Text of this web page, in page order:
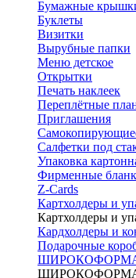
Бумажные
Буклеты
Визитки
Вырубные папки
Меню детское
Открытки
Печать наклеек
Переплётные
Приглашения
Салфетки под
Упаковка
Фирменные
Z-Cards
Картхолдеры и
Картхолдеры и
Кардхолдеры и
Подарочные